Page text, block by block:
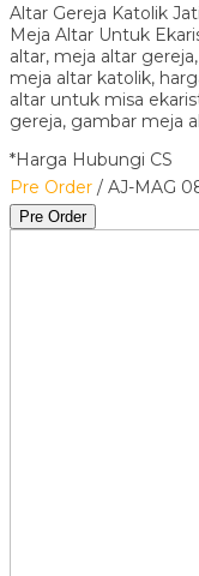
Altar Gereja Katolik
Meja Altar Untuk
altar, meja altar
meja altar katolik,
altar untuk misa
gereja, gambar meja
*Harga Hubungi CS
Pre Order / AJ-MAG
Pre Order